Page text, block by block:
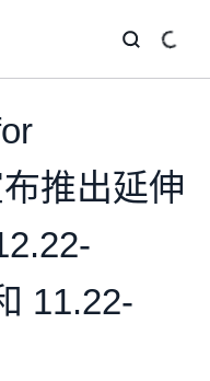
推出延伸
11.22-